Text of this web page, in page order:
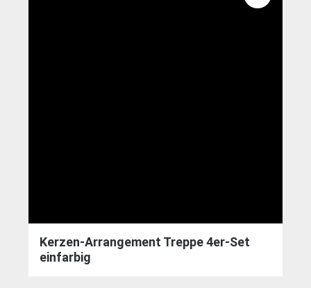
Kerzen-Arrangement Treppe 4er-Set
einfarbig